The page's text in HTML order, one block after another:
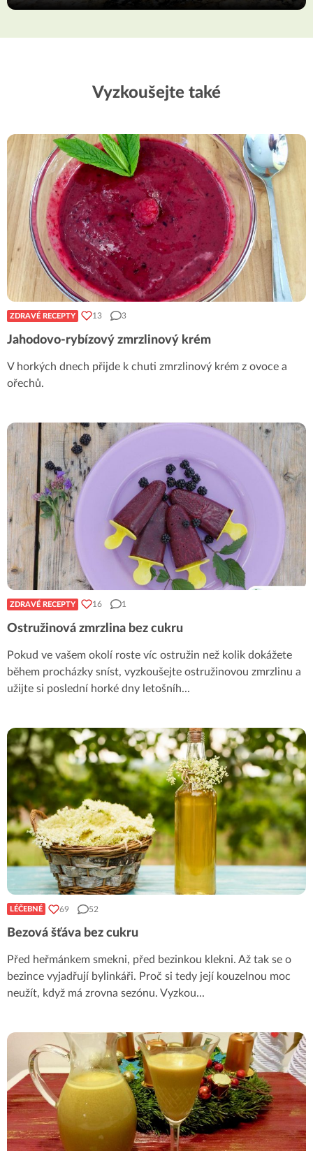
Vyzkoušejte také
ZDRAVÉ RECEPTY 13 3
Jahodovo-rybízový zmrzlinový krém
V horkých dnech přijde k chuti zmrzlinový krém z ovoce a
ořechů.
ZDRAVÉ RECEPTY 16 1
Ostružinová zmrzlina bez cukru
Pokud ve vašem okolí roste víc ostružin než kolik dokážete
během procházky sníst, vyzkoušejte ostružinovou zmrzlinu a
užijte si poslední horké dny letošníh...
LÉČEBNÉ 69 52
Bezová šťáva bez cukru
Před heřmánkem smekni, před bezinkou klekni. Až tak se o
bezince vyjadřují bylinkáři. Proč si tedy její kouzelnou moc
neužít, když má zrovna sezónu. Vyzkou...